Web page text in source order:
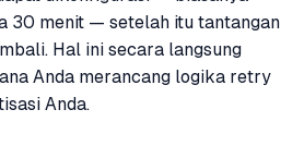
30 menit — setelah itu tantangan
Hal ini secara langsung
Anda merancang logika retry
Anda.